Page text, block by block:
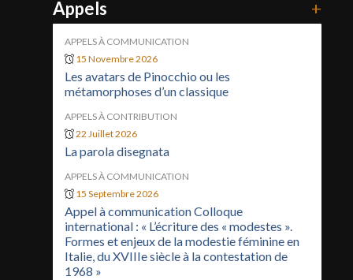
Appels +
APPELS À COMMUNICATION
15 Novembre 2026
Les avatars de Pinocchio ou les
métamorphoses d’un classique
APPELS À CONTRIBUTION
22 Juillet 2026
La parola disegnata
APPELS À COMMUNICATION
15 Septembre 2026
Appel à communication Colloque
international : « L’écriture des « modestes ».
Formes et enjeux de la modestie féminine en
Italie, du XVIIIe siècle à la contestation de
1968 »